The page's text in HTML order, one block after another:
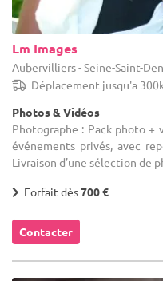
Lm Images
Aubervilliers - Seine-Saint-
Déplacement jusqu'a
Photos & Vidéos
Photographe : Pack photo +
événements privés, avec
Livraison d’une sélection de
Forfait dès700 €
Contacter